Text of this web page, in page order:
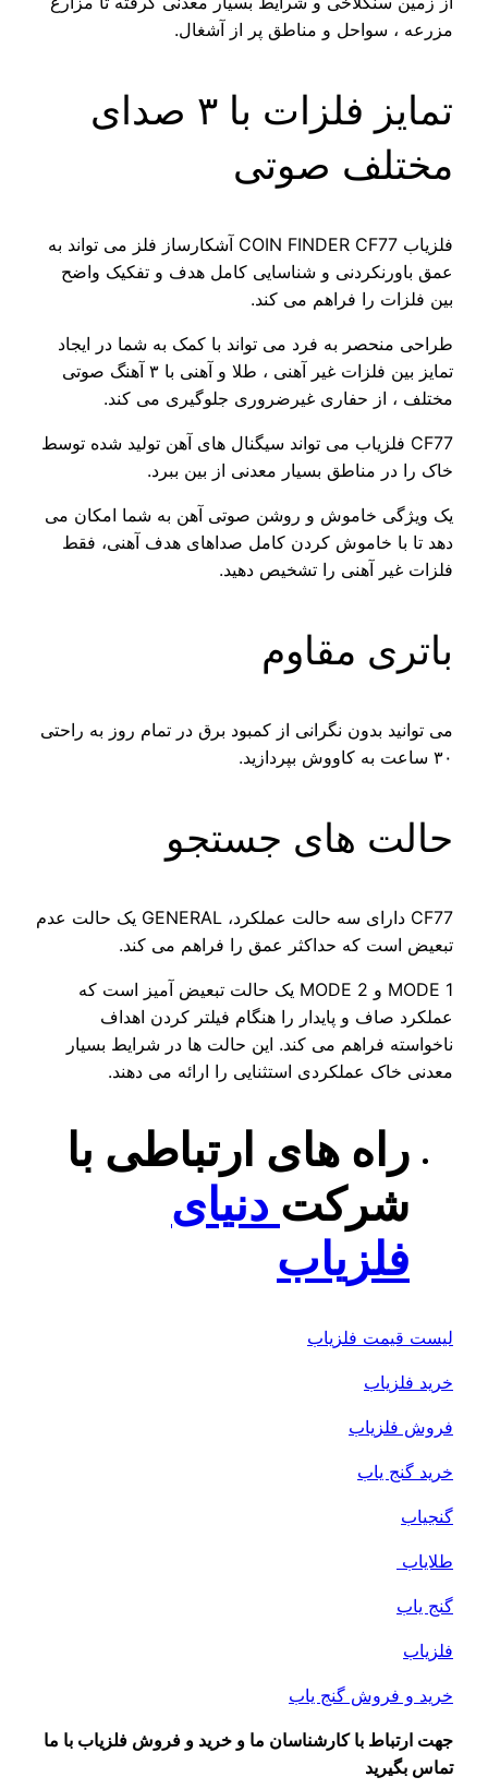
مزرعه ، سواحل و مناطق پر از آشغال.
تمایز فلزات با ۳ صدای
مختلف صوتی
فلزیاب COIN FINDER CF77 آشکارساز فلز می تواند به
عمق باورنکردنی و شناسایی کامل هدف و تفکیک واضح
بین فلزات را فراهم می کند.
طراحی منحصر به فرد می تواند با کمک به شما در ایجاد
تمایز بین فلزات غیر آهنی ، طلا و آهنی با ۳ آهنگ صوتی
مختلف ، از حفاری غیرضروری جلوگیری می کند.
CF77 فلزیاب می تواند سیگنال های آهن تولید شده توسط
خاک را در مناطق بسیار معدنی از بین ببرد.
یک ویژگی خاموش و روشن صوتی آهن به شما امکان می
دهد تا با خاموش کردن کامل صداهای هدف آهنی، فقط
فلزات غیر آهنی را تشخیص دهید.
باتری مقاوم
می توانید بدون نگرانی از کمبود برق در تمام روز به راحتی
۳۰ ساعت به کاووش بپردازید.
حالت های جستجو
CF77 دارای سه حالت عملکرد، GENERAL یک حالت عدم
تبعیض است که حداکثر عمق را فراهم می کند.
MODE 1 و MODE 2 یک حالت تبعیض آمیز است که
عملکرد صاف و پایدار را هنگام فیلتر کردن اهداف
ناخواسته فراهم می کند. این حالت ها در شرایط بسیار
معدنی خاک عملکردی استثنایی را ارائه می دهند.
راه های ارتباطی با
شرکتدنیای
فلزیاب
لیست قیمت فلزیاب
خرید فلزیاب
فروش فلزیاب
خرید گنج یاب
گنجیاب
طلایاب
گنج یاب
فلزیاب
خرید و فروش گنج یاب
جهت ارتباط با کارشناسان ما و خرید و فروش فلزیاب با ما
تماس بگیرید